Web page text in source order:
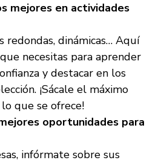
mejores en actividades
redondas, dinámicas… Aquí
necesitas para aprender
y destacar en los
¡Sácale el máximo
que se ofrece!
oportunidades para
infórmate sobre sus